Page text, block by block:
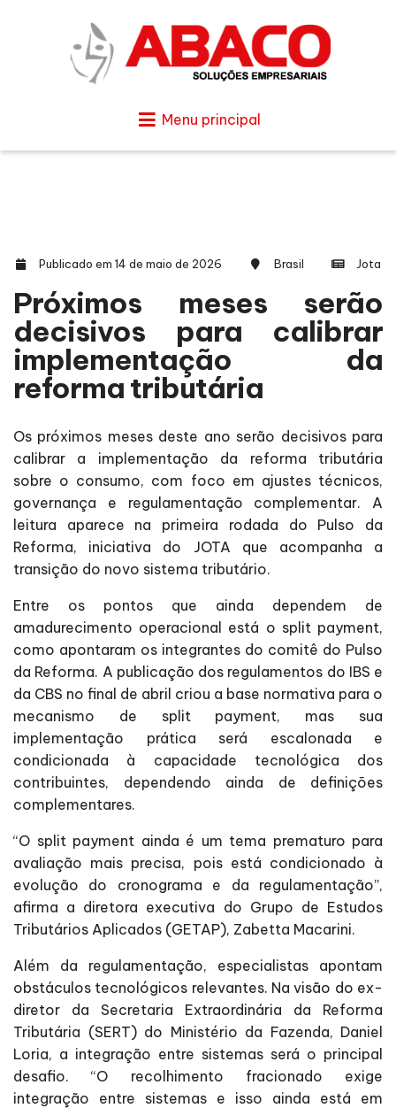
Menu principal
Publicado em 14 de maio de 2026 Brasil Jota
Próximos meses serão
decisivos para calibrar
implementação da
reforma tributária
Os próximos meses deste ano serão decisivos para
calibrar a implementação da reforma tributária
sobre o consumo, com foco em ajustes técnicos,
governança e regulamentação complementar. A
leitura aparece na primeira rodada do Pulso da
Reforma, iniciativa do JOTA que acompanha a
transição do novo sistema tributário.
Entre os pontos que ainda dependem de
amadurecimento operacional está o split payment,
como apontaram os integrantes do comitê do Pulso
da Reforma. A publicação dos regulamentos do IBS e
da CBS no final de abril criou a base normativa para o
mecanismo de split payment, mas sua
implementação prática será escalonada e
condicionada à capacidade tecnológica dos
contribuintes, dependendo ainda de definições
complementares.
“O split payment ainda é um tema prematuro para
avaliação mais precisa, pois está condicionado à
evolução do cronograma e da regulamentação”,
afirma a diretora executiva do Grupo de Estudos
Tributários Aplicados (GETAP), Zabetta Macarini.
Além da regulamentação, especialistas apontam
obstáculos tecnológicos relevantes. Na visão do ex-
diretor da Secretaria Extraordinária da Reforma
Tributária (SERT) do Ministério da Fazenda, Daniel
Loria, a integração entre sistemas será o principal
desafio. “O recolhimento fracionado exige
integração entre sistemas e isso ainda está em